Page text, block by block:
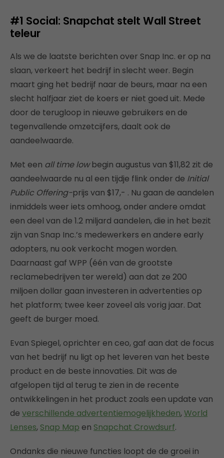
#1 Social: Snapchat stelt Wall Street
teleur
Als we de laatste berichten over Snap Inc. er op na
slaan, verkeert het bedrijf in slecht weer. Begin
maart ging het bedrijf naar de beurs, maar na een
slecht halfjaar ziet de koers er niet goed uit. Mede
door de terugloop in nieuwe gebruikers en de
tegenvallende omzetcijfers, daalt ook de
aandeelwaarde.
Met een all time lowbegin augustus van $11,82 zit de
aandeelwaarde nu al een tijdje flink onder de Initial
Public Offering-prijs van $17,- . Nu gaan de aandelen
inmiddels weer iets omhoog, onder andere omdat
een deel van de 1.2 miljard aandelen, die in het bezit
zijn van Snap Inc.’s medewerkers en andere early
adopters, nu ook verkocht mogen worden.
Daarnaast gaf WPP (één van de grootste
reclamebedrijven ter wereld) aan dat ze 200
miljoen dollar gaan investeren in advertenties op
het platform; twee keer zoveel als vorig jaar. Dat
geeft de burger moed.
Evan Spiegel, oprichter en ceo, gaf aan dat de focus
van het bedrijf nu ligt op het leveren van het beste
product en de beste innovaties. Dit was de
afgelopen tijd al terug te zien in de recente
ontwikkelingen in het product zoals een update van
de verschillende advertentiemogelijkheden,World
Lenses, Snap Map en Snapchat Crowdsurf.
Ondanks die nieuwe functies loopt de de groei in